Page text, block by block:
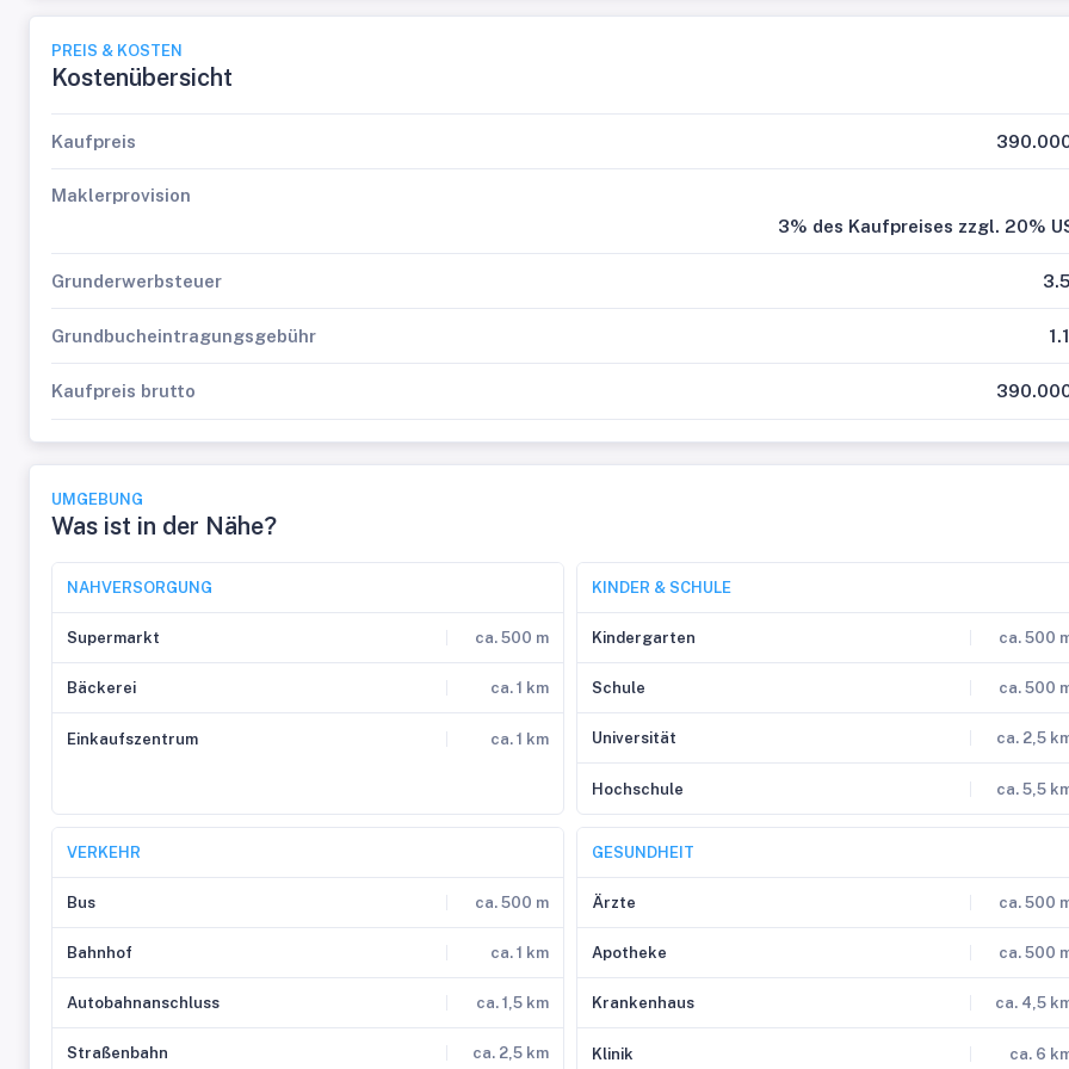
PREIS & KOSTEN
Kostenübersicht
Kaufpreis
Maklerprovision
3% des Kaufpreises zzgl. 20%
Grunderwerbsteuer
Grundbucheintragungsgebühr
Kaufpreis brutto
UMGEBUNG
Was ist in der Nähe?
NAHVERSORGUNG
Supermarkt ca. 500 m
Bäckerei ca. 1 km
Einkaufszentrum ca. 1 km
KINDER & SCHULE
Kindergarten ca. 500
Schule ca. 500
Universität ca. 2,5
Hochschule ca. 5,5
VERKEHR
Bus ca. 500 m
Bahnhof ca. 1 km
Autobahnanschluss ca. 1,5 km
Straßenbahn ca. 2,5 km
GESUNDHEIT
Ärzte ca. 500
Apotheke ca. 500
Krankenhaus ca. 4,5
Klinik ca. 6